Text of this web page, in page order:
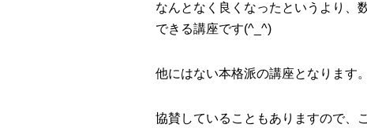
なんとなく良くなったというより、
できる講座です(^_^)
他にはない本格派の講座となります。
協賛していることもありますので、